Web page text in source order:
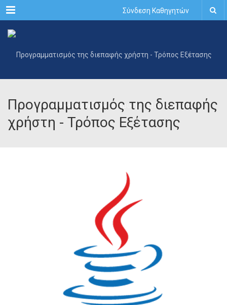
Menu Σύνδεση Καθηγητών
Προγραμματισμός της διεπαφής
χρήστη - Τρόπος Εξέτασης